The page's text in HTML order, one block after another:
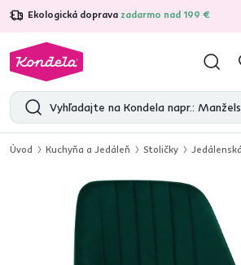
Ekologická doprava zadarmo nad 199 €
4,7 31 211overených
Úvod Kuchyňa a Jedáleň Stoličky